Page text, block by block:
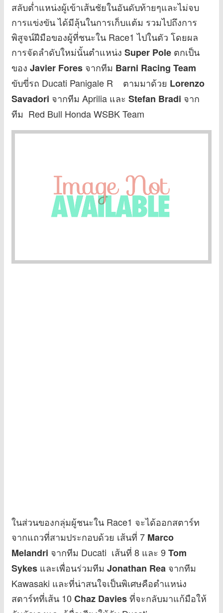
สลับต่ำแหน่งผู้เข้าเส้นชัยในอันดับท้ายๆและไม่จบ
การแข่งขัน ได้มีลุ้นในการเก็บแต้ม รวมไปถึงการ
พิสูจน์ฝีมือของผู้ที่ชนะใน Race1 ไปในตัว โดยผล
การจัดลำดับใหม่นั้นตำแหน่ง Super Pole ตกเป็น
ของ Javier Fores จากทีม Barni Racing Team
ขับขี่รถ Ducati Panigale R ตามมาด้วย Lorenzo
Savadori จากทีม Aprilia และ Stefan Bradi จาก
ทีม Red Bull Honda WSBK Team
ในส่วนของกลุ่มผู้ชนะใน Race1 จะได้ออกสตาร์ท
จากแถวที่สามประกอบด้วย เส้นที่ 7 Marco
Melandri จากทีม Ducati เส้นที่ 8 และ 9 Tom
Sykes และเพื่อนร่วมทีม Jonathan Rea จากทีม
Kawasaki และที่น่าสนใจเป็นพิเศษคือตำแหน่ง
สตาร์ทที่เส้น 10 Chaz Daviesที่จะกลับมาแก้มือให้